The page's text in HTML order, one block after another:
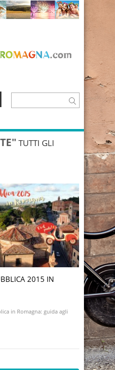
TUTTI GLI
2015 IN
in Romagna: guida agli